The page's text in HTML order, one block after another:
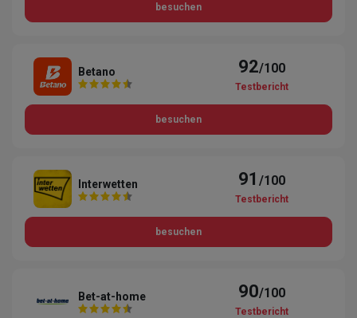
besuchen
Betano 92/100
Testbericht
besuchen
Interwetten 91/100
Testbericht
besuchen
Bet-at-home 90/100
Testbericht